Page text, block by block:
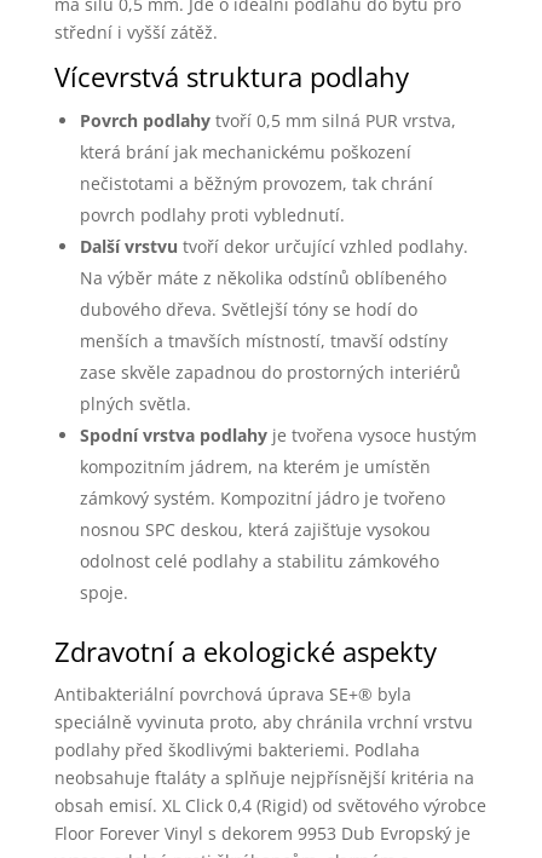
střední i vyšší zátěž.
Vícevrstvá struktura podlahy
Povrch podlahytvoří 0,5 mm silná PUR vrstva,
která brání jak mechanickému poškození
nečistotami a běžným provozem, tak chrání
povrch podlahy proti vyblednutí.
Další vrstvu tvoří dekor určující vzhled podlahy.
Na výběr máte z několika odstínů oblíbeného
dubového dřeva. Světlejší tóny se hodí do
menších a tmavších místností, tmavší odstíny
zase skvěle zapadnou do prostorných interiérů
plných světla.
Spodní vrstva podlahyje tvořena vysoce hustým
kompozitním jádrem, na kterém je umístěn
zámkový systém. Kompozitní jádro je tvořeno
nosnou SPC deskou, která zajišťuje vysokou
odolnost celé podlahy a stabilitu zámkového
spoje.
Zdravotní a ekologické aspekty
Antibakteriální povrchová úprava SE+® byla
speciálně vyvinuta proto, aby chránila vrchní vrstvu
podlahy před škodlivými bakteriemi. Podlaha
neobsahuje ftaláty a splňuje nejpřísnější kritéria na
obsah emisí. XL Click 0,4 (Rigid) od světového výrobce
Floor Forever Vinyl s dekorem 9953 Dub Evropský je